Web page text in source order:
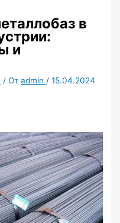
в
и
/ Отadmin /15.04.2024